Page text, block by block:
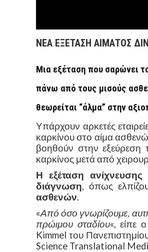
ΝΕΑ ΕΞΕΤΑΣΗ ΑΙΜΑΤΟΣ
Μια εξέταση που σαρώνει
πάνω από τους μισούς
θεωρείται “άλμα” στην
Υπάρχουν αρκετές
καρκίνου στο αίμα
βοηθούν στην εξεύρεση
καρκίνος μετά από
Η εξέταση
διάγνωση, όπως
ασθενών.
«Από όσο γνωρίζουμε, αυτή
πρώιμου σταδίου«, είπε
Kimmel του
Science Translational